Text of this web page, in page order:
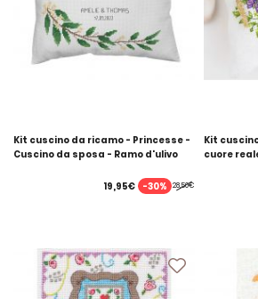
Kit cuscino da ricamo - Princesse -
Cuscino da sposa - Ramo d'ulivo
28,50€
19,95€ -30%
Kit
cuore